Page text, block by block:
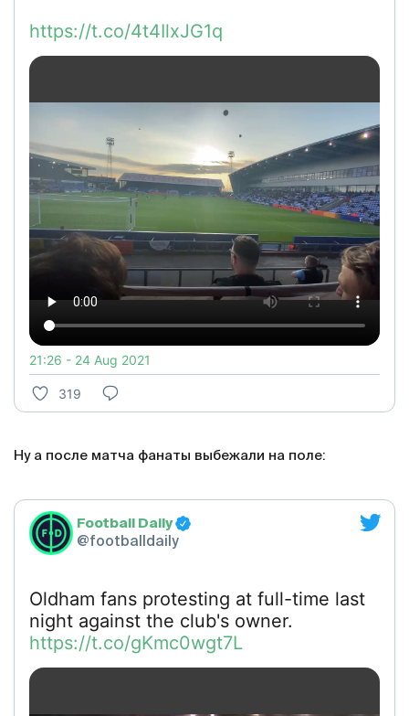
https://t.co/4t4IlxJG1q
21:26 - 24 Aug 2021
319
Ну а после матча фанаты выбежали на поле:
Football Daily
@footballdaily
Oldham fans protesting at full-time last
night against the club's owner.
https://t.co/gKmc0wgt7L